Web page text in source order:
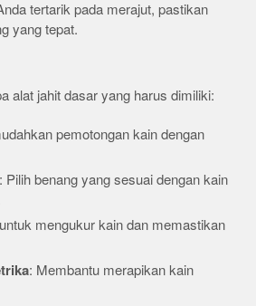
tertarik pada merajut, pastikan
yang tepat.
alat jahit dasar yang harus dimiliki:
pemotongan kain dengan
: Pilih benang yang sesuai dengan kain
mengukur kain dan memastikan
: Membantu merapikan kain